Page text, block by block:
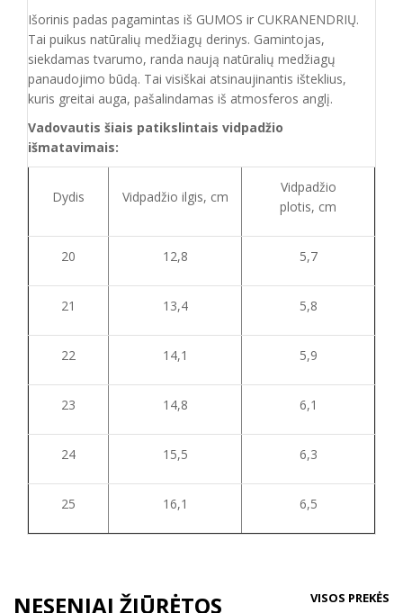
Išorinis padas pagamintas iš GUMOS ir CUKRANENDRIŲ.
Tai puikus natūralių medžiagų derinys. Gamintojas,
siekdamas tvarumo, randa naują natūralių medžiagų
panaudojimo būdą. Tai visiškai atsinaujinantis išteklius,
kuris greitai auga, pašalindamas iš atmosferos anglį.
Vadovautis šiais patikslintais vidpadžio
išmatavimais:
Dydis Vidpadžio ilgis, cm
Vidpadžio
plotis, cm
20 12,8 5,7
21 13,4 5,8
22 14,1 5,9
23 14,8 6,1
24 15,5 6,3
25 16,1 6,5
NESENIAI ŽIŪRĖTOS VISOS PREKĖS